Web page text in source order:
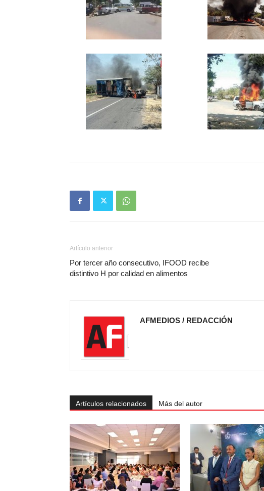
Artículo anterior
Por tercer año consecutivo, IFOOD recibe
distintivo H por calidad en alimentos
AFMEDIOS / REDACCIÓN
Artículos relacionados Más del autor